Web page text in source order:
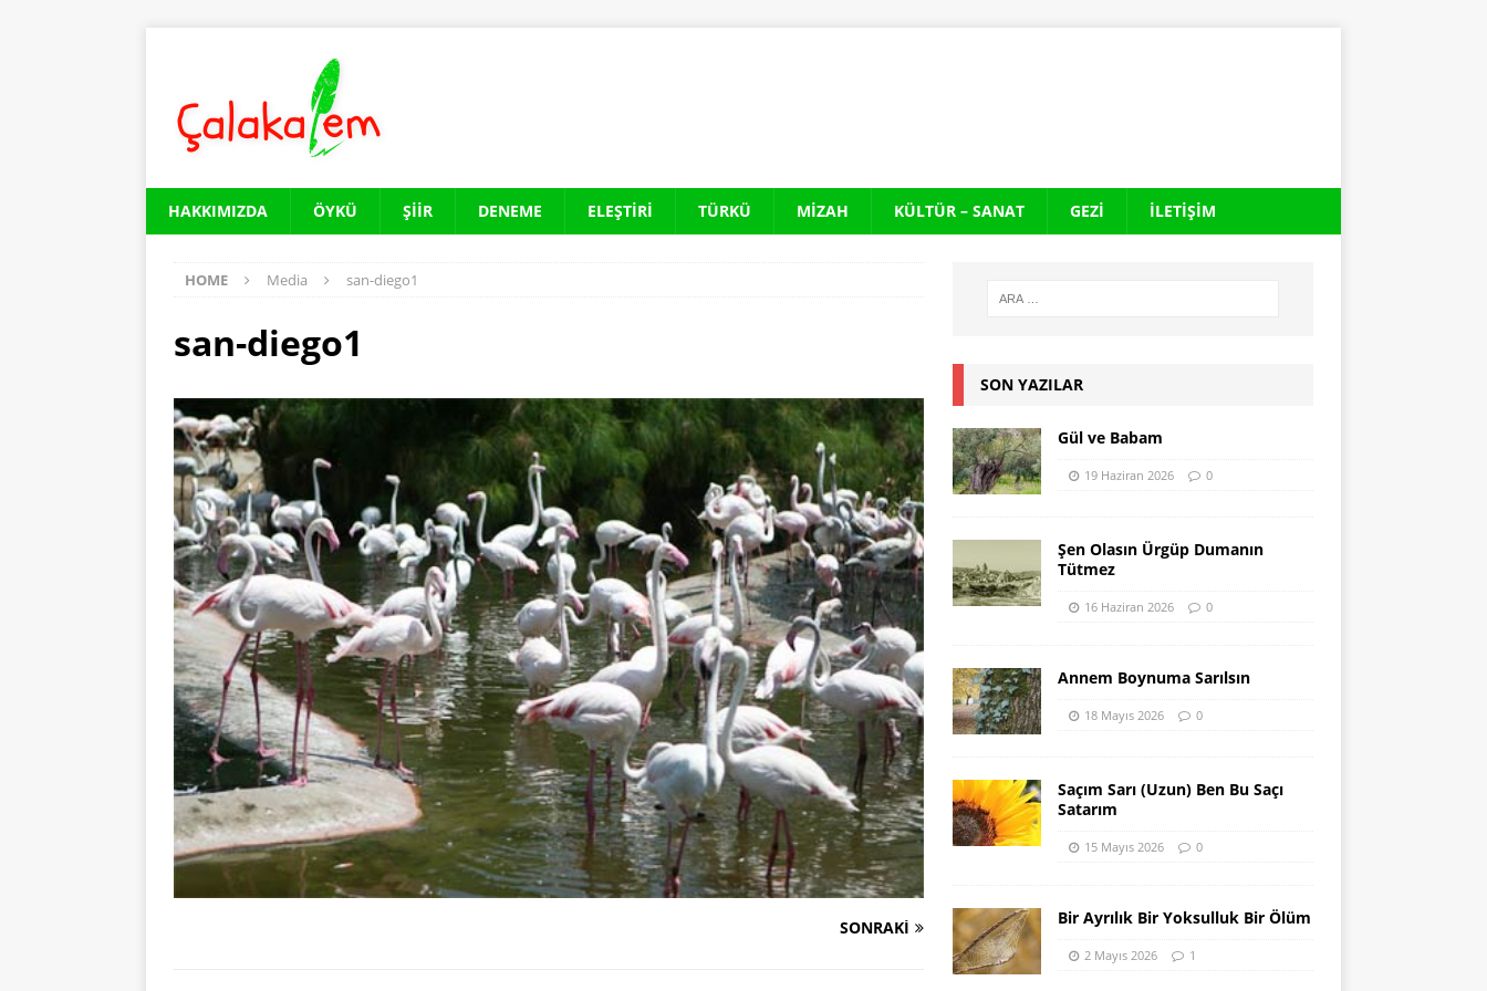
HAKKIMIZDA ÖYKÜ ŞIIR DENEME ELEŞTIRI TÜRKÜ MIZAH KÜLTÜR – SANAT GEZI İLETIŞIM
HOME Media san-diego1
san-diego1
SONRAKI
SON YAZILAR
Gül ve Babam
19 Haziran 2026 0
Şen Olasın Ürgüp Dumanın
Tütmez
16 Haziran 2026 0
Annem Boynuma Sarılsın
18 Mayıs 2026 0
Saçım Sarı (Uzun) Ben Bu Saçı
Satarım
15 Mayıs 2026 0
Bir Ayrılık Bir Yoksulluk Bir Ölüm
2 Mayıs 2026 1